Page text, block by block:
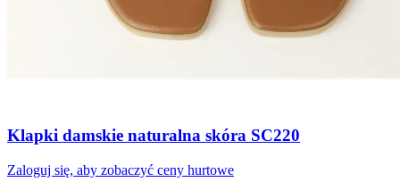
Klapki damskie naturalna skóra SC220
Zaloguj się, aby zobaczyć ceny hurtowe